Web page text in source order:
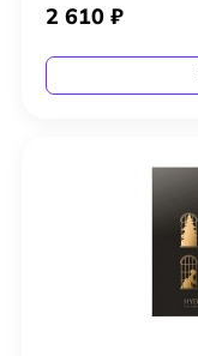
2 610 ₽